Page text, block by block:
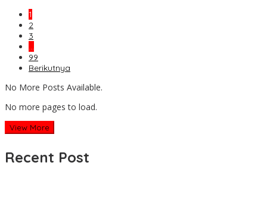
1
2
3
…
99
Berikutnya
No More Posts Available.
No more pages to load.
View More
Recent Post